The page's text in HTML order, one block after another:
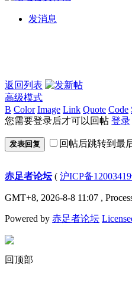
发消息
返回列表
高级模式
B Color Image Link Quote Code
您需要登录后才可以回帖 登录
发表回复 回帖后跳转到最
赤足者论坛( 沪ICP备
GMT+8, 2026-8-8 11:07 ,
Powered by 赤足者论坛
回顶部